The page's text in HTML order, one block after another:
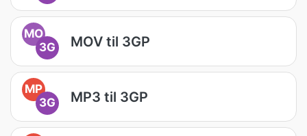
MO
3G
MOV til 3GP
MP
3G
MP3 til 3GP